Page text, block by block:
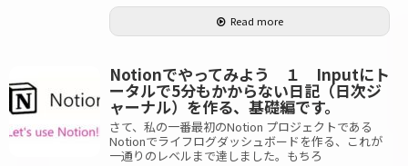
Read more
Notionでやってみよう １ Inputにト
ータルで5分もかからない日記（日次ジ
ャーナル）を作る、基礎編です。
さて、私の一番最初のNotion プロジェクトである
Notionでライフログダッシュボードを作る、これが
一通りのレベルまで達しました。もちろ